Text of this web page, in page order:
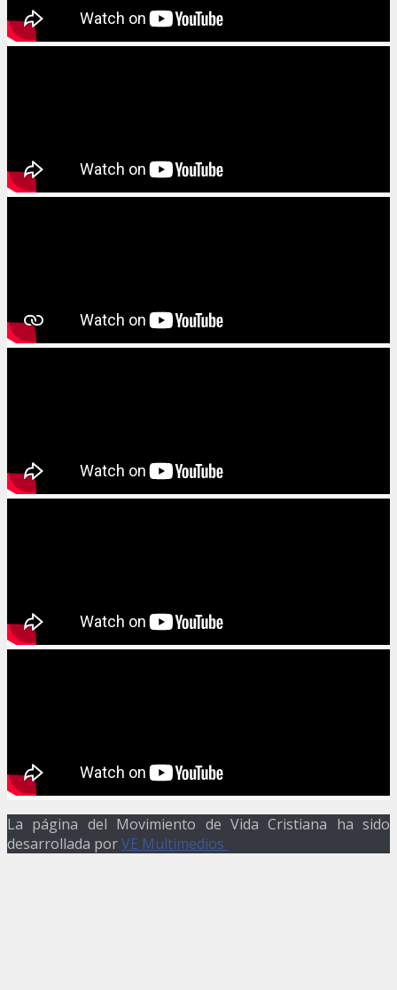
La página del Movimiento de Vida Cristiana ha sido
desarrollada porVE Multimedios